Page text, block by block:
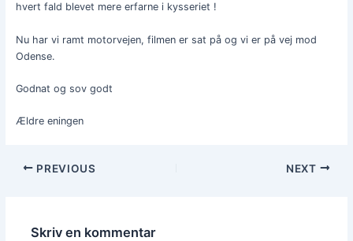
hvert fald blevet mere erfarne i kysseriet !
Nu har vi ramt motorvejen, filmen er sat på og vi er på vej mod
Odense.
Godnat og sov godt
Ældre eningen
PREVIOUS NEXT
Skriv en kommentar